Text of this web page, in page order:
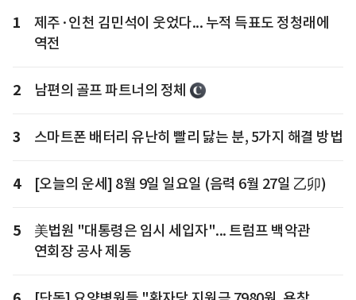
1
제주·인천 김민석이 웃었다... 누적 득표도 정청래에
역전
2 남편의 골프 파트너의 정체
3 스마트폰 배터리 유난히 빨리 닳는 분, 5가지 해결 방법
4 [오늘의 운세] 8월 9일 일요일 (음력 6월 27일 乙卯)
5
美법원 "대통령은 임시 세입자"... 트럼프 백악관
연회장 공사 제동